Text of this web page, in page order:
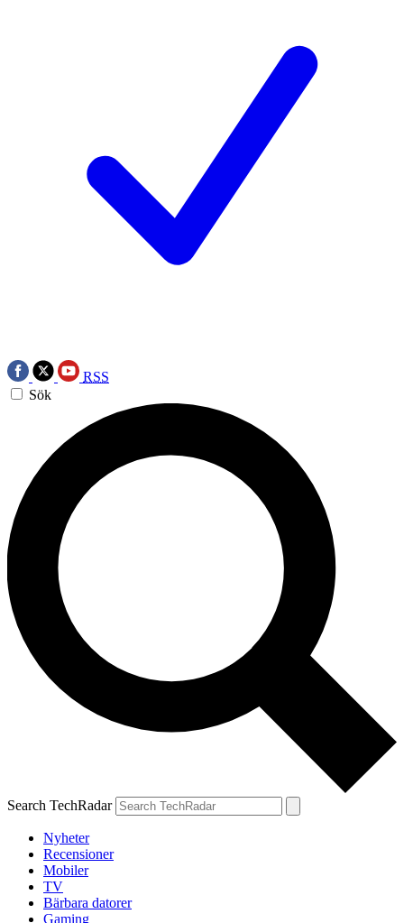
RSS
Sök
Search TechRadar
Nyheter
Recensioner
Mobiler
TV
Bärbara datorer
Gaming